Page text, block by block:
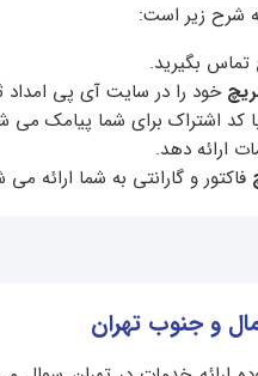
شرح زیر است:
تماس بگیرید.
خود را در سایت آی پی امداد
اشتراک برای شما پیامک می
ارائه دهد.
فاکتور و گارانتی به شما ارائه می
و جنوب تهران